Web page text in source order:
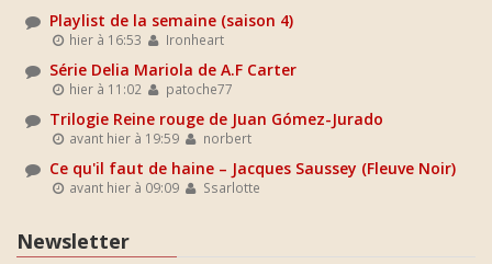
Playlist de la semaine (saison 4)
hier à 16:53 Ironheart
Série Delia Mariola de A.F Carter
hier à 11:02 patoche77
Trilogie Reine rouge de Juan Gómez-Jurado
avant hier à 19:59 norbert
Ce qu'il faut de haine – Jacques Saussey (Fleuve Noir)
avant hier à 09:09 Ssarlotte
Newsletter